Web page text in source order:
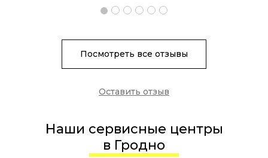
Посмотреть все отзывы
Оставить отзыв
Наши сервисные центры
в Гродно